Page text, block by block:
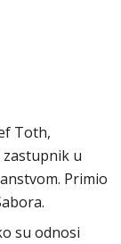
Toth,
u
Primio
su odnosi